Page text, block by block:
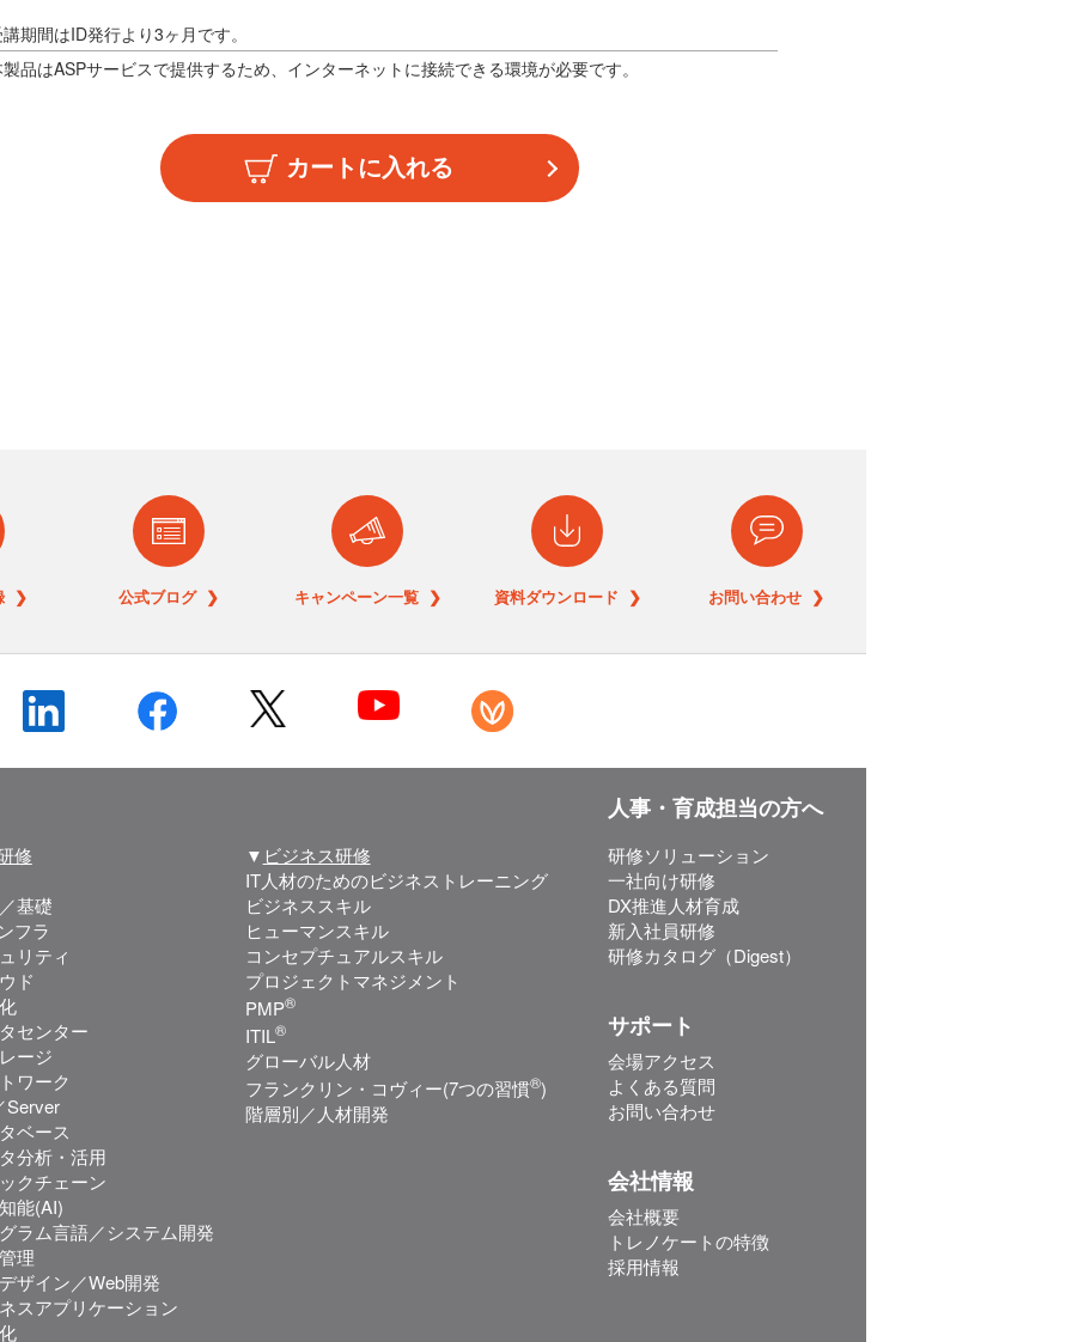
期間はID発行より3ヶ月です。
品はASPサービスで提供するため、インターネットに接続できる環境が必要です。
❯ 公式ブログ ❯ キャンペーン一覧 ❯ 資料ダウンロード ❯ お問い合わせ ❯
修
基礎
フラ
リティ
ド
センター
ージ
ワーク
Server
ベース
分析・活用
クチェーン
能(AI)
ラム言語／システム開発
理
ザイン／Web開発
スアプリケーション
▼ ビジネス研修
IT人材のためのビジネストレーニング
ビジネススキル
ヒューマンスキル
コンセプチュアルスキル
プロジェクトマネジメント
PMP®
ITIL®
グローバル人材
フランクリン・コヴィー(7つの習慣®)
階層別／人材開発
人事・育成担当の方へ
研修ソリューション
一社向け研修
DX推進人材育成
新入社員研修
研修カタログ（Digest）
サポート
会場アクセス
よくある質問
お問い合わせ
会社情報
会社概要
トレノケートの特徴
採用情報